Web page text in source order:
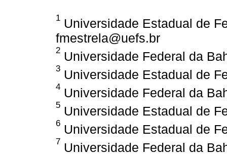
1 Universidade Estadual de
fmestrela@uefs.br
2 Universidade Federal da
3 Universidade Estadual de
4 Universidade Federal da
5 Universidade Estadual de
6 Universidade Estadual de
7 Universidade Federal da